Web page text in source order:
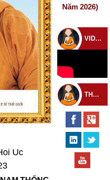
Năm 2026)
VIDEO CHÙA
THEO DÕI THIỀN TỰ